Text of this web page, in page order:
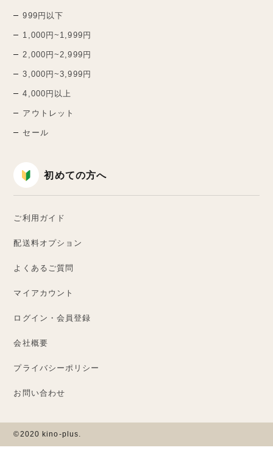
999円以下
1,000円~1,999円
2,000円~2,999円
3,000円~3,999円
4,000円以上
アウトレット
セール
初めての方へ
ご利用ガイド
配送料オプション
よくあるご質問
マイアカウント
ログイン・会員登録
会社概要
プライバシーポリシー
お問い合わせ
©2020 kino-plus.